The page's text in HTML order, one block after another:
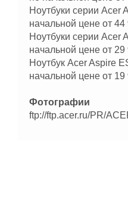
Ноутбуки серии Acer
начальной цене от 44
Ноутбуки серии Acer
начальной цене от 29
Ноутбук Acer Aspire
начальной цене от 19
Фотографии
ftp://ftp.acer.ru/PR/